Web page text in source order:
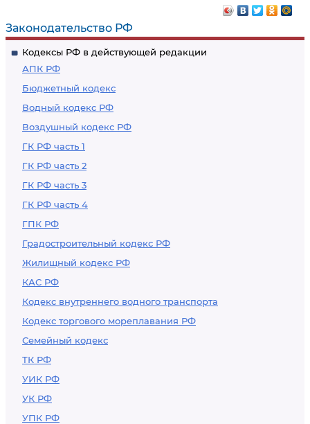
Законодательство РФ
Кодексы РФ в действующей редакции
АПК РФ
Бюджетный кодекс
Водный кодекс РФ
Воздушный кодекс РФ
ГК РФ часть 1
ГК РФ часть 2
ГК РФ часть 3
ГК РФ часть 4
ГПК РФ
Градостроительный кодекс РФ
Жилищный кодекс РФ
КАС РФ
Кодекс внутреннего водного транспорта
Кодекс торгового мореплавания РФ
Семейный кодекс
ТК РФ
УИК РФ
УК РФ
УПК РФ